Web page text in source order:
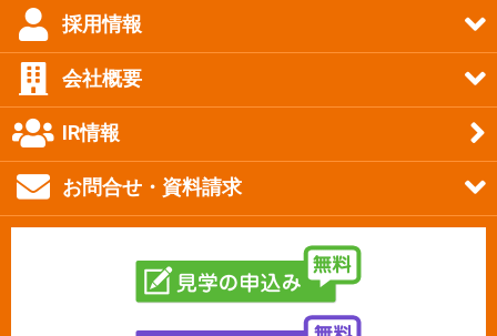
採用情報
会社概要
IR情報
お問合せ・資料請求